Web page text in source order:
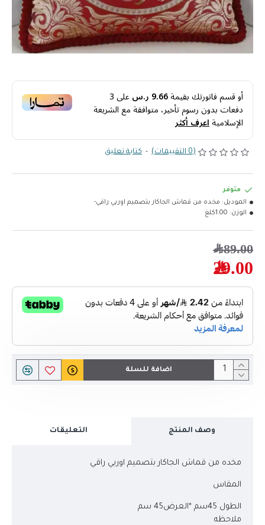
أو قسم فاتورتك بقيمة9.66 ر.س على3
دفعات بدون رسوم تأخير، متوافقة مع الشريعة
الإسلاميةاعرف أكثر
(0 التقييمات) - كتابة تعليق
29.00﷼
89.00﷼
متوفر
الموديل: مخده من قماش الجاكار بتصميم اوربي راقي-
الوزن: 1.00كلغ
اضافة للسلة
وصف المنتج التعليقات
مخده من قماش الجاكار بتصميم اوربي راقي
المقاس
الطول 45سم *العرض45 سم
ملاحظه